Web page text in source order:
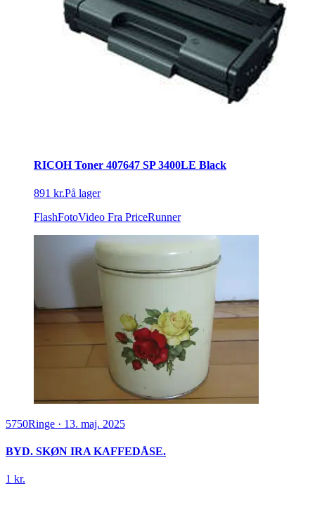
RICOH Toner 407647 SP 3400LE Black
891 kr.På lager
FlashFotoVideo Fra PriceRunner
5750Ringe · 13. maj. 2025
BYD. SKØN IRA KAFFEDÅSE.
1 kr.